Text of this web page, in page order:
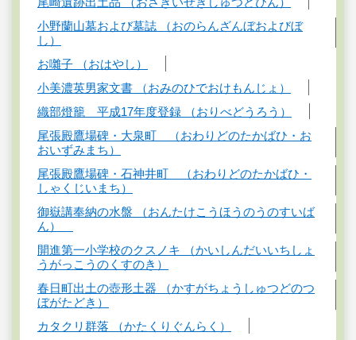
小野蘭山墓および墓誌 （おのらんざんぼおよびぼ
し）
お囃子 （おはやし）
小美濃英男家文書 （おみのひでおけもんじょ）
織部燈籠 平成17年度登録 （おりべどうろう）
尾張殿鷹場碑・大泉町 （おわりどのたかばひ・お
おいずみまち）
尾張殿鷹場碑・石神井町 （おわりどのたかばひ・
しゃくじいまち）
御嶽講奉納の水盤 （おんたけこうほうのうのすいば
ん）
開進第一小学校のクスノキ （かいしんだいいちしょ
うがっこうのくすのき）
春日町出土の壺形土器 （かすがちょうしゅつどのつ
ぼがたどき）
カタクリ群落 （かたくりぐんらく）